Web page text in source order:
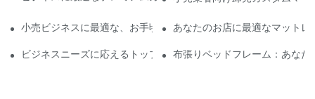
小売ビジネスに最適な、お手頃価格のレザーベッド卸売り
あなたのお店に最適なマット
ビジネスニーズに応えるトップクラスのマットレスサプライヤー
布張りベッドフレーム：あな